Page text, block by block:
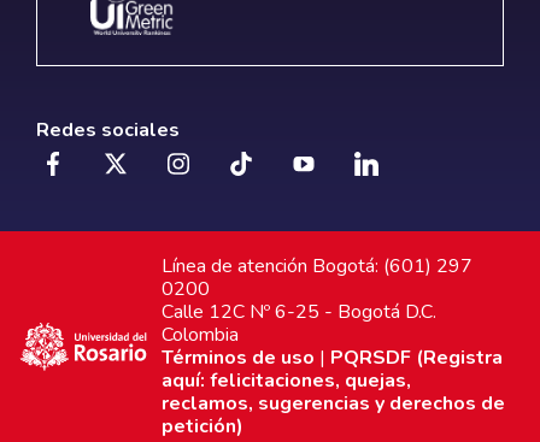
Redes sociales
Línea de atención Bogotá: (601) 297
0200
Calle 12C Nº 6-25 - Bogotá D.C.
Colombia
Términos de uso | PQRSDF (Registra
aquí: felicitaciones, quejas,
reclamos, sugerencias y derechos de
petición)